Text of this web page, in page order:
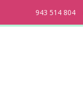
943 514 804